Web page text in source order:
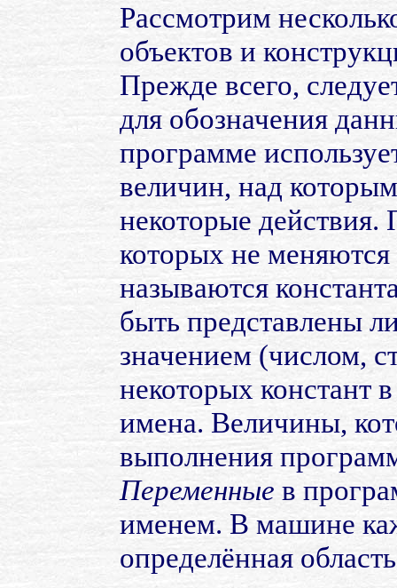
Рассмотрим
объектов и
Прежде всего,
для обозначения
программе
величин, над
некоторые
которых не
называются
быть представлены
значением (числом,
некоторых констант
имена. Величины,
выполнения
Переменные в
именем. В машине
определённая